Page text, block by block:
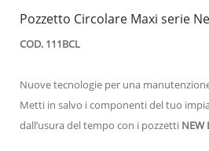
Pozzetto Circolare Maxi serie
COD. 111BCL
Nuove tecnologie per una
Metti in salvo i componenti del tuo
dall’usura del tempo con i pozzetti NEW